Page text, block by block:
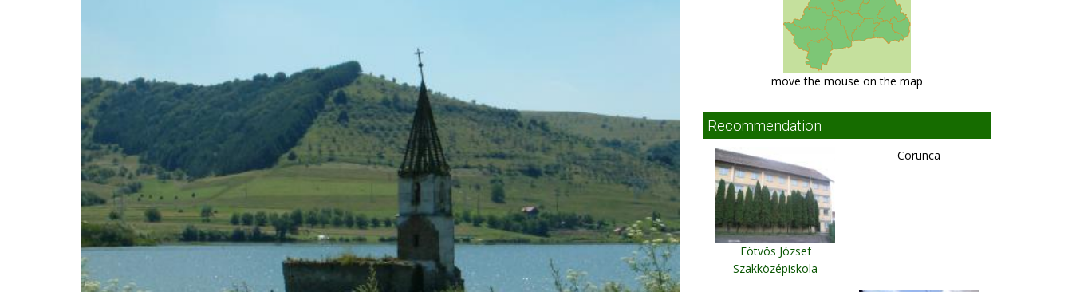
move the mouse on the map
Recommendation
Eötvös József
Szakközépiskola
Odorheiu Secuiesc
Corunca